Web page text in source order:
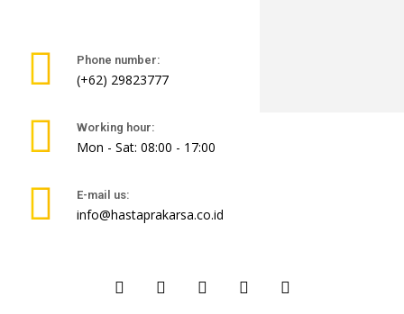
Phone number:
(+62) 29823777
Working hour:
Mon - Sat: 08:00 - 17:00
E-mail us:
info@hastaprakarsa.co.id